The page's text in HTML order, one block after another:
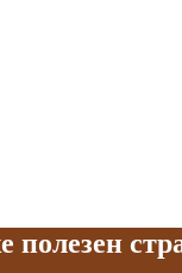
полезен